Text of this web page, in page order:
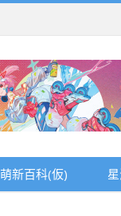
萌新百科(仮)